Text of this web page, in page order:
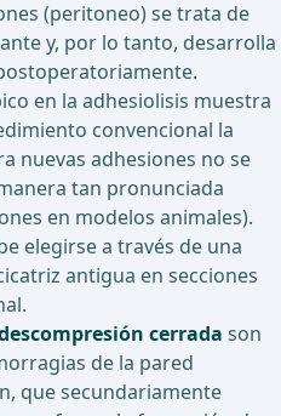
(peritoneo) se trata de
y, por lo tanto, desarrolla
en la adhesiolisis muestra
convencional la
nuevas adhesiones no se
tan pronunciada
en modelos animales).
elegirse a través de una
antigua en secciones
cerrada son
de la pared
que secundariamente